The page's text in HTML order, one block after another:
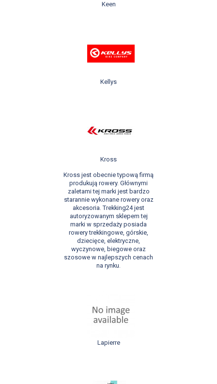
Keen
Kellys
Kross
Kross jest obecnie typową firmą
produkują rowery. Głównymi
zaletami tej marki jest bardzo
starannie wykonane rowery oraz
akcesoria. Trekking24 jest
autoryzowanym sklepem tej
marki w sprzedaży posiada
rowery trekkingowe, górskie,
dziecięce, elektryczne,
wyczynowe, biegowe oraz
szosowe w najlepszych cenach
na rynku.
Lapierre